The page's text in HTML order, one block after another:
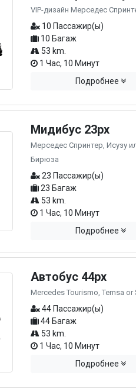
VIP-дизайн Мерседес
10 Пассажир(ы)
10 Багаж
53 km.
1 Час, 10 Минут
Подробнее
Мидибус 23px
Мерседес Спринтер, Исузу
Бирюза
23 Пассажир(ы)
23 Багаж
53 km.
1 Час, 10 Минут
Подробнее
Автобус 44px
Mercedes Tourismo, Temsa or
44 Пассажир(ы)
44 Багаж
53 km.
1 Час, 10 Минут
Подробнее